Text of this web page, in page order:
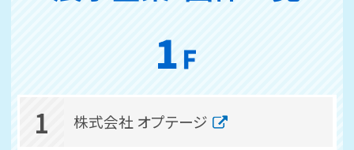
1
株式会社 オプテージ